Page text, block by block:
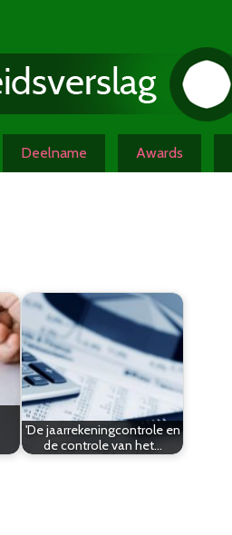
Deelname Awards
'De jaarrekeningcontrole en
de controle van het…